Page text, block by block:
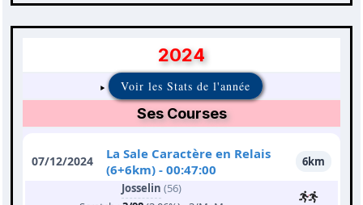
2024
Voir les Stats de l'année
Ses Courses
07/12/2024
La Sale Caractère en Relais
(6+6km) - 00:47:00
6km
Josselin (56)